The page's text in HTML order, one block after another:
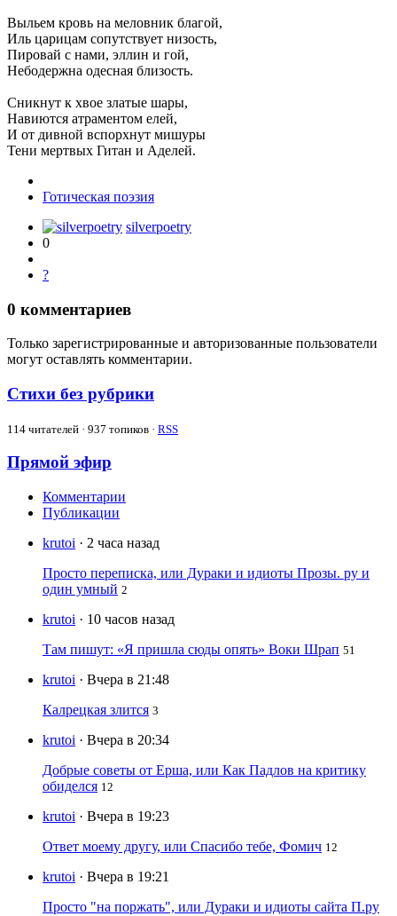
Выльем кровь на меловник благой,
Иль царицам сопутствует низость,
Пировай с нами, эллин и гой,
Небодержна одесная близость.
Сникнут к хвое златые шары,
Навиются атраментом елей,
И от дивной вспорхнут мишуры
Тени мертвых Гитан и Аделей.
Готическая поэзия
silverpoetry
0
?
0 комментариев
Только зарегистрированные и авторизованные пользователи
могут оставлять комментарии.
Стихи без рубрики
114 читателей · 937 топиков · RSS
Прямой эфир
Комментарии
Публикации
krutoi · 2 часа назад
Просто переписка, или Дураки и идиоты Прозы. ру и
один умный 2
krutoi · 10 часов назад
Там пишут: «Я пришла сюды опять» Воки Шрап 51
krutoi · Вчера в 21:48
Калрецкая злится 3
krutoi · Вчера в 20:34
Добрые советы от Ерша, или Как Падлов на критику
обиделся 12
krutoi · Вчера в 19:23
Ответ моему другу, или Спасибо тебе, Фомич 12
krutoi · Вчера в 19:21
Просто "на поржать", или Дураки и идиоты сайта П.ру